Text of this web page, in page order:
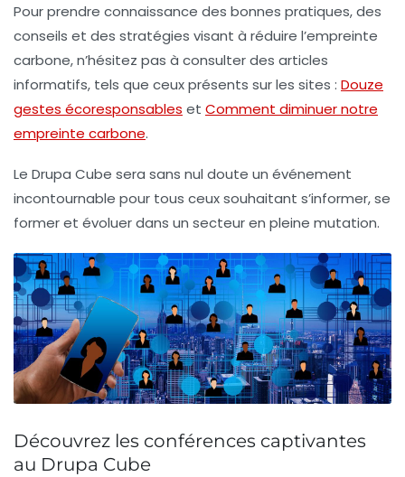
Pour prendre connaissance des bonnes pratiques, des
conseils et des stratégies visant à réduire l’empreinte
carbone, n’hésitez pas à consulter des articles
informatifs, tels que ceux présents sur les sites : Douze
gestes écoresponsables et Comment diminuer notre
empreinte carbone.
Le Drupa Cube sera sans nul doute un événement
incontournable pour tous ceux souhaitant s’informer, se
former et évoluer dans un secteur en pleine mutation.
Découvrez les conférences captivantes
au Drupa Cube